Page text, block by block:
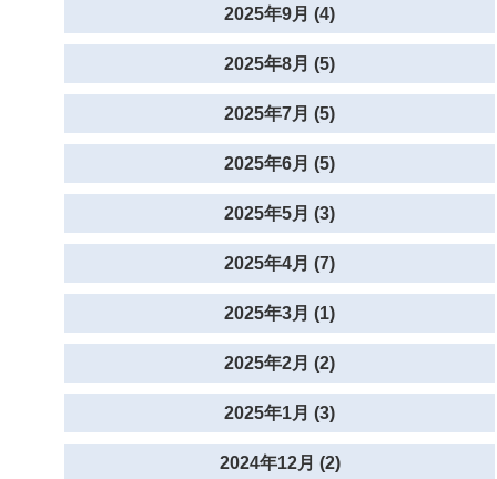
2025年9月 (4)
2025年8月 (5)
2025年7月 (5)
2025年6月 (5)
2025年5月 (3)
2025年4月 (7)
2025年3月 (1)
2025年2月 (2)
2025年1月 (3)
2024年12月 (2)